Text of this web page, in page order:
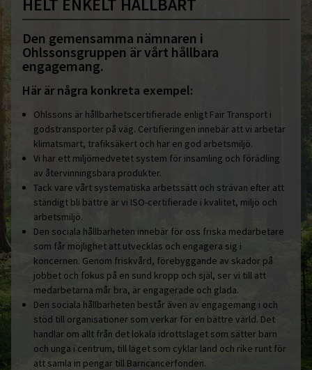
HELT ENKELT HÅLLBART
Den gemensamma nämnaren i
Ohlssonsgruppen är vårt hållbara
engagemang.
Här är några konkreta exempel:
Ohlssons är hållbarhetscertifierade enligt Fair Transport i
godstransporter på väg. Certifieringen innebär att vi arbetar
klimatsmart, trafiksäkert och har en god arbetsmiljö.
Vi har ett miljömedvetet system för insamling och förädling
av återvinningsbara produkter.
Tack vare vårt systematiska arbetssätt och strävan efter att
ständigt bli bättre är vi ISO-certifierade i kvalitet, miljö och
arbetsmiljö.
Den sociala hållbarheten innebär för oss friska medarbetare
som får möjlighet att utvecklas och engagera sig i
koncernen. Genom friskvård, förebyggande av skador på
jobbet och fokus på en sund kropp och själ, ser vi till att
medarbetarna mår bra, är engagerade och glada.
Den sociala hållbarheten består även av engagemang i och
stöd till organisationer som verkar för en bättre värld. Det
handlar om allt från det lokala idrottslaget som sätter barn
och unga i centrum, till laget som cyklar land och rike runt för
att samla in pengar till Barncancerfonden.